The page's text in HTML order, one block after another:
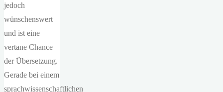
jedoch
wünschenswert
und ist eine
vertane Chance
der Übersetzung.
Gerade bei einem
sprachwissenschaftlichen